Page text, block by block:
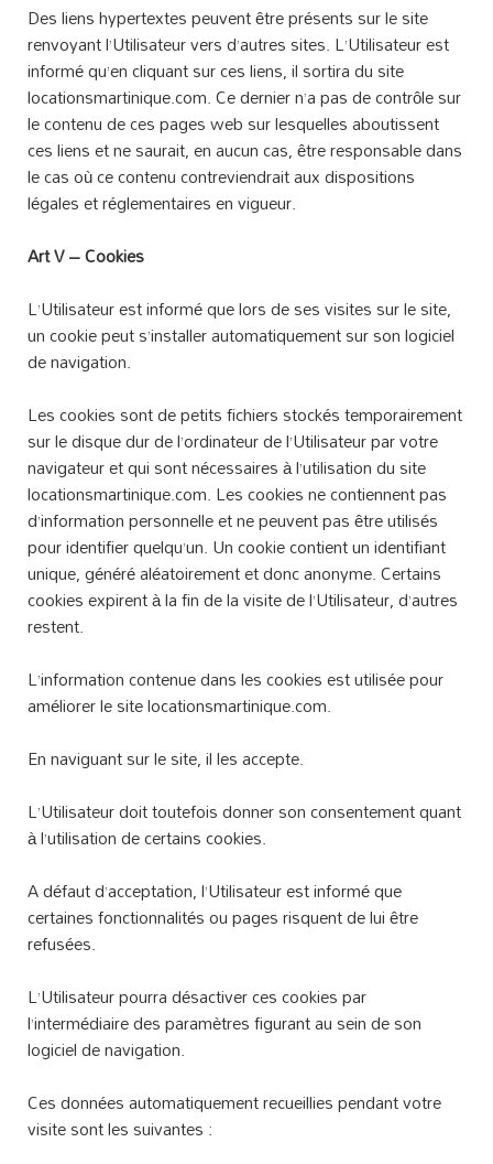
Des liens hypertextes peuvent être présents sur le site
renvoyant l’Utilisateur vers d’autres sites. L’Utilisateur est
informé qu’en cliquant sur ces liens, il sortira du site
locationsmartinique.com. Ce dernier n’a pas de contrôle sur
le contenu de ces pages web sur lesquelles aboutissent
ces liens et ne saurait, en aucun cas, être responsable dans
le cas où ce contenu contreviendrait aux dispositions
légales et réglementaires en vigueur.
Art V – Cookies
L’Utilisateur est informé que lors de ses visites sur le site,
un cookie peut s’installer automatiquement sur son logiciel
de navigation.
Les cookies sont de petits fichiers stockés temporairement
sur le disque dur de l’ordinateur de l’Utilisateur par votre
navigateur et qui sont nécessaires à l’utilisation du site
locationsmartinique.com. Les cookies ne contiennent pas
d’information personnelle et ne peuvent pas être utilisés
pour identifier quelqu’un. Un cookie contient un identifiant
unique, généré aléatoirement et donc anonyme. Certains
cookies expirent à la fin de la visite de l’Utilisateur, d’autres
restent.
L’information contenue dans les cookies est utilisée pour
améliorer le site locationsmartinique.com.
En naviguant sur le site, il les accepte.
L’Utilisateur doit toutefois donner son consentement quant
à l’utilisation de certains cookies.
A défaut d’acceptation, l’Utilisateur est informé que
certaines fonctionnalités ou pages risquent de lui être
refusées.
L’Utilisateur pourra désactiver ces cookies par
l’intermédiaire des paramètres figurant au sein de son
logiciel de navigation.
Ces données automatiquement recueillies pendant votre
visite sont les suivantes :